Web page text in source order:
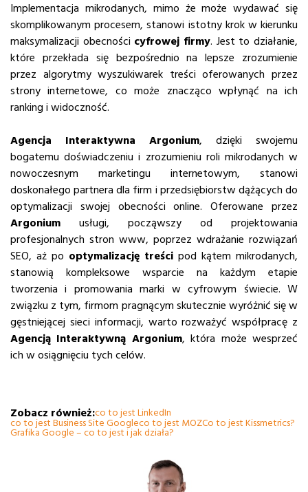
Implementacja mikrodanych, mimo że może wydawać się
skomplikowanym procesem, stanowi istotny krok w kierunku
maksymalizacji obecności cyfrowej firmy. Jest to działanie,
które przekłada się bezpośrednio na lepsze zrozumienie
przez algorytmy wyszukiwarek treści oferowanych przez
strony internetowe, co może znacząco wpłynąć na ich
ranking i widoczność.
Agencja Interaktywna Argonium, dzięki swojemu
bogatemu doświadczeniu i zrozumieniu roli mikrodanych w
nowoczesnym marketingu internetowym, stanowi
doskonałego partnera dla firm i przedsiębiorstw dążących do
optymalizacji swojej obecności online. Oferowane przez
Argonium usługi, począwszy od projektowania
profesjonalnych stron www, poprzez wdrażanie rozwiązań
SEO, aż po optymalizację treści pod kątem mikrodanych,
stanowią kompleksowe wsparcie na każdym etapie
tworzenia i promowania marki w cyfrowym świecie. W
związku z tym, firmom pragnącym skutecznie wyróżnić się w
gęstniejącej sieci informacji, warto rozważyć współpracę z
Agencją Interaktywną Argonium, która może wesprzeć
ich w osiągnięciu tych celów.
Zobacz również:co to jest LinkedIn
co to jest Business Site Googleco to jest MOZCo to jest Kissmetrics?
Grafika Google – co to jest i jak działa?